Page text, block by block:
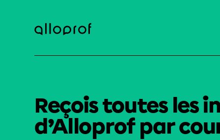
Reçois toutes les
d’Alloprof par